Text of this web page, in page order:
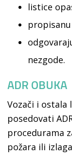
listice
nezgode.
ADR OBUKA
Vozači i
posedovati
procedurama
požara ili